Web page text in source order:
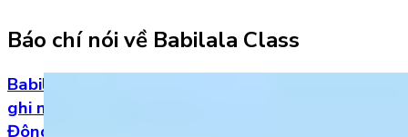
Báo chí nói về Babilala Class
Babilala – App tiếng Anh trẻ em của người Việt
ghi nhận tốc độ tăng trưởng nổi bật tại khu vực
Đông Nam Á